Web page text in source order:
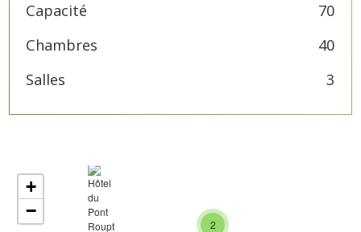
Capacité
70
Chambres
40
Salles
3
2
+
−